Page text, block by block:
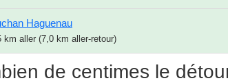
Haguenau
km aller (7,0 km aller-retour)
de centimes le